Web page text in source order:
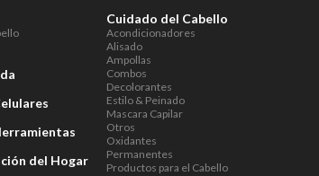
del Hogar
Cuidado del Cabello
Acondicionadores
Alisado
Ampollas
Combos
Decolorantes
Estilo & Peinado
Mascara Capilar
Otros
Oxidantes
Permanentes
Productos para el Cabello